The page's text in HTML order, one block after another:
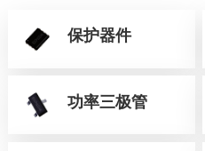
保护器件
功率三极管